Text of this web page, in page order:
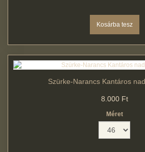
Szürke-Narancs Kantáros
8.000 Ft
Méret